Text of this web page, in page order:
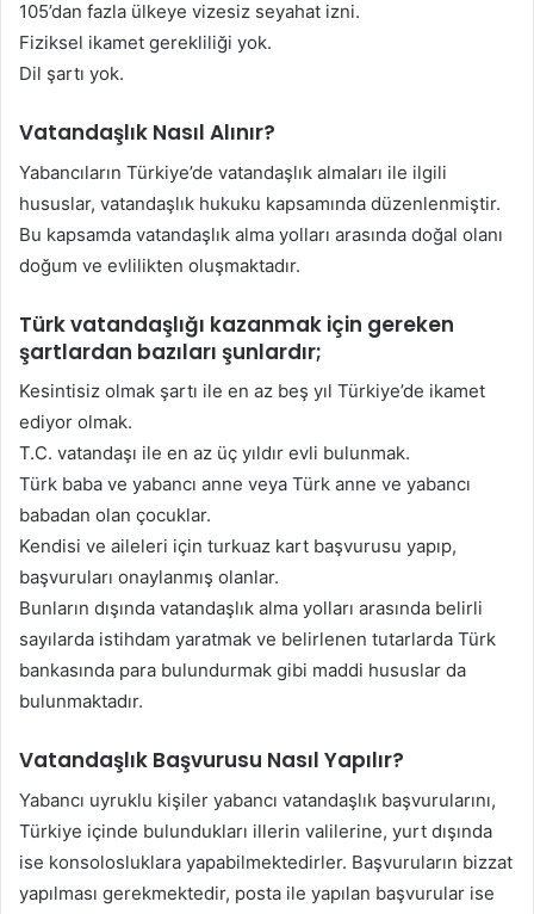
105’dan fazla ülkeye vizesiz seyahat izni.
Fiziksel ikamet gerekliliği yok.
Dil şartı yok.
Vatandaşlık Nasıl Alınır?
Yabancıların Türkiye’de vatandaşlık almaları ile ilgili
hususlar, vatandaşlık hukuku kapsamında düzenlenmiştir.
Bu kapsamda vatandaşlık alma yolları arasında doğal olanı
doğum ve evlilikten oluşmaktadır.
Türk vatandaşlığı kazanmak için gereken
şartlardan bazıları şunlardır;
Kesintisiz olmak şartı ile en az beş yıl Türkiye’de ikamet
ediyor olmak.
T.C. vatandaşı ile en az üç yıldır evli bulunmak.
Türk baba ve yabancı anne veya Türk anne ve yabancı
babadan olan çocuklar.
Kendisi ve aileleri için turkuaz kart başvurusu yapıp,
başvuruları onaylanmış olanlar.
Bunların dışında vatandaşlık alma yolları arasında belirli
sayılarda istihdam yaratmak ve belirlenen tutarlarda Türk
bankasında para bulundurmak gibi maddi hususlar da
bulunmaktadır.
Vatandaşlık Başvurusu Nasıl Yapılır?
Yabancı uyruklu kişiler yabancı vatandaşlık başvurularını,
Türkiye içinde bulundukları illerin valilerine, yurt dışında
ise konsolosluklara yapabilmektedirler. Başvuruların bizzat
yapılması gerekmektedir, posta ile yapılan başvurular ise